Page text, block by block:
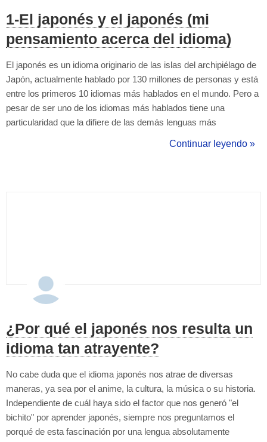
1-El japonés y el japonés (mi
pensamiento acerca del idioma)
El japonés es un idioma originario de las islas del archipiélago de
Japón, actualmente hablado por 130 millones de personas y está
entre los primeros 10 idiomas más hablados en el mundo. Pero a
pesar de ser uno de los idiomas más hablados tiene una
particularidad que la difiere de las demás lenguas más
solo país (bueno, el chino también lo es... pero ustedes me
Continuar leyendo »
¿Por qué el japonés nos resulta un
idioma tan atrayente?
No cabe duda que el idioma japonés nos atrae de diversas
maneras, ya sea por el anime, la cultura, la música o su historia.
Independiente de cuál haya sido el factor que nos generó "el
bichito" por aprender japonés, siempre nos preguntamos el
porqué de esta fascinación por una lengua absolutamente